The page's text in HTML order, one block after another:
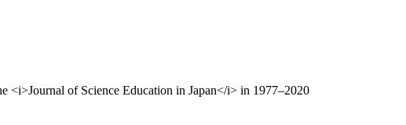
<i>Journal of Science Education in Japan</i> in 1977–2020